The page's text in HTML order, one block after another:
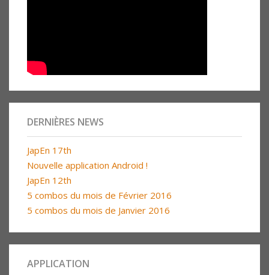
DERNIÈRES NEWS
JapEn 17th
Nouvelle application Android !
JapEn 12th
5 combos du mois de Février 2016
5 combos du mois de Janvier 2016
APPLICATION